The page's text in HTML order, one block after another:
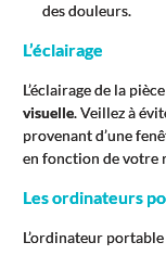
des douleurs.
L’éclairage
L’éclairage de la pièce
visuelle. Veillez à
provenant d’une
en fonction de votre
Les ordinateurs
L’ordinateur